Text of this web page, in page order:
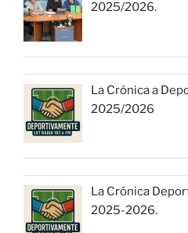
2025/2026.
La Crónica a
2025/2026
La Crónica
2025-2026.